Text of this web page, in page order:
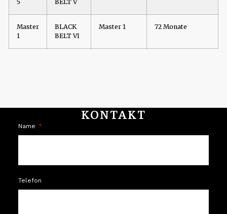
5
BELT V
Master
1
BLACK
BELT VI
Master 1 72 Monate
KONTAKT
Name
Telefon